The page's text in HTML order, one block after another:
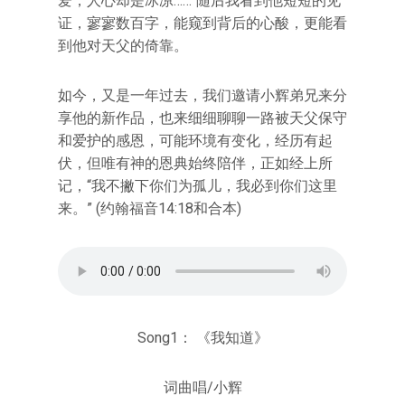
证，寥寥数百字，能窥到背后的心酸，更能看
到他对天父的倚靠。
如今，又是一年过去，我们邀请小辉弟兄来分
享他的新作品，也来细细聊聊一路被天父保守
和爱护的感恩，可能环境有变化，经历有起
伏，但唯有神的恩典始终陪伴，正如经上所
记，“我不撇下你们为孤儿，我必到你们这里
来。” (约翰福音14:18和合本)
Song1： 《我知道》
词曲唱/小辉